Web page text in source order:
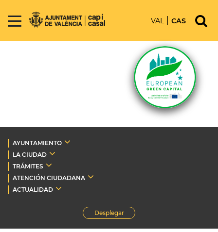
VAL CAS
AYUNTAMIENTO
LA CIUDAD
TRÁMITES
ATENCIÓN CIUDADANA
ACTUALIDAD
Desplegar